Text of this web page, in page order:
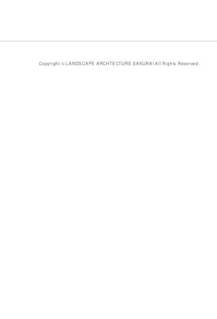
Copyright © LANDSCAPE ARCHTECTURE SAKURAI All Rights Reserved.